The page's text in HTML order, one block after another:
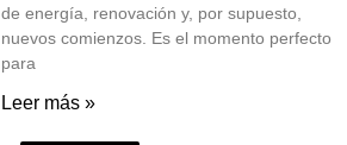
de energía, renovación y, por supuesto,
nuevos comienzos. Es el momento perfecto
para
Leer más »